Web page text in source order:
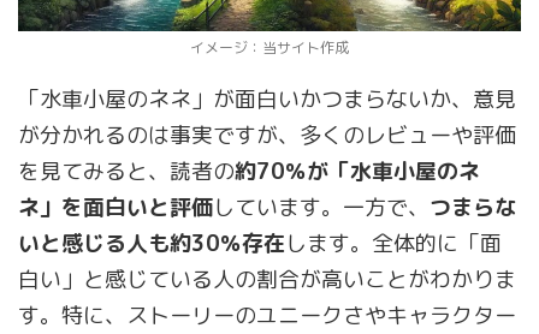
イメージ：当サイト作成
「水車小屋のネネ」が面白いかつまらないか、意見
が分かれるのは事実ですが、多くのレビューや評価
を見てみると、読者の約70％が「水車小屋のネ
ネ」を面白いと評価しています。一方で、 つまらな
いと感じる人も約30％存在します。全体的に「面
白い」と感じている人の割合が高いことがわかりま
す。特に、ストーリーのユニークさやキャラクター